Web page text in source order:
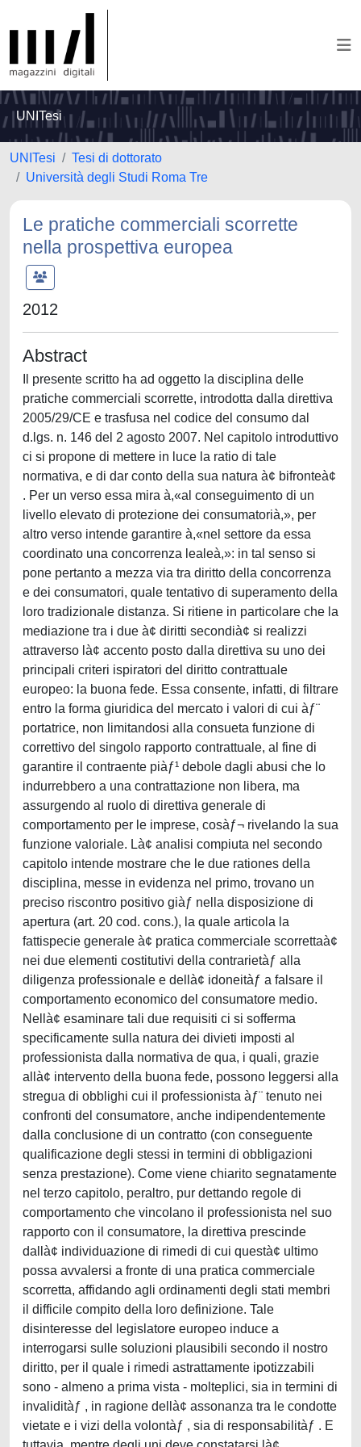
UNITesi
UNITesi
Tesi di dottorato
Università degli Studi Roma Tre
Le pratiche commerciali scorrette
nella prospettiva europea
2012
Abstract
Il presente scritto ha ad oggetto la disciplina delle
pratiche commerciali scorrette, introdotta dalla direttiva
2005/29/CE e trasfusa nel codice del consumo dal
d.lgs. n. 146 del 2 agosto 2007. Nel capitolo introduttivo
ci si propone di mettere in luce la ratio di tale
normativa, e di dar conto della sua natura à¢ bifronteà¢
. Per un verso essa mira à,«al conseguimento di un
livello elevato di protezione dei consumatorià,», per
altro verso intende garantire à,«nel settore da essa
coordinato una concorrenza lealeà,»: in tal senso si
pone pertanto a mezza via tra diritto della concorrenza
e dei consumatori, quale tentativo di superamento della
loro tradizionale distanza. Si ritiene in particolare che la
mediazione tra i due à¢ diritti secondià¢ si realizzi
attraverso là¢ accento posto dalla direttiva su uno dei
principali criteri ispiratori del diritto contrattuale
europeo: la buona fede. Essa consente, infatti, di filtrare
entro la forma giuridica del mercato i valori di cui àƒ¨
portatrice, non limitandosi alla consueta funzione di
correttivo del singolo rapporto contrattuale, al fine di
garantire il contraente piàƒ¹ debole dagli abusi che lo
indurrebbero a una contrattazione non libera, ma
assurgendo al ruolo di direttiva generale di
comportamento per le imprese, cosàƒ¬ rivelando la sua
funzione valoriale. Là¢ analisi compiuta nel secondo
capitolo intende mostrare che le due rationes della
disciplina, messe in evidenza nel primo, trovano un
preciso riscontro positivo giàƒ nella disposizione di
apertura (art. 20 cod. cons.), la quale articola la
fattispecie generale à¢ pratica commerciale scorrettaà¢
nei due elementi costitutivi della contrarietàƒ alla
diligenza professionale e dellà¢ idoneitàƒ a falsare il
comportamento economico del consumatore medio.
Nellà¢ esaminare tali due requisiti ci si sofferma
specificamente sulla natura dei divieti imposti al
professionista dalla normativa de qua, i quali, grazie
allà¢ intervento della buona fede, possono leggersi alla
stregua di obblighi cui il professionista àƒ¨ tenuto nei
confronti del consumatore, anche indipendentemente
dalla conclusione di un contratto (con conseguente
qualificazione degli stessi in termini di obbligazioni
senza prestazione). Come viene chiarito segnatamente
nel terzo capitolo, peraltro, pur dettando regole di
comportamento che vincolano il professionista nel suo
rapporto con il consumatore, la direttiva prescinde
dallà¢ individuazione di rimedi di cui questà¢ ultimo
possa avvalersi a fronte di una pratica commerciale
scorretta, affidando agli ordinamenti degli stati membri
il difficile compito della loro definizione. Tale
disinteresse del legislatore europeo induce a
interrogarsi sulle soluzioni plausibili secondo il nostro
diritto, per il quale i rimedi astrattamente ipotizzabili
sono - almeno a prima vista - molteplici, sia in termini di
invaliditàƒ , in ragione dellà¢ assonanza tra le condotte
vietate e i vizi della volontàƒ , sia di responsabilitàƒ . E